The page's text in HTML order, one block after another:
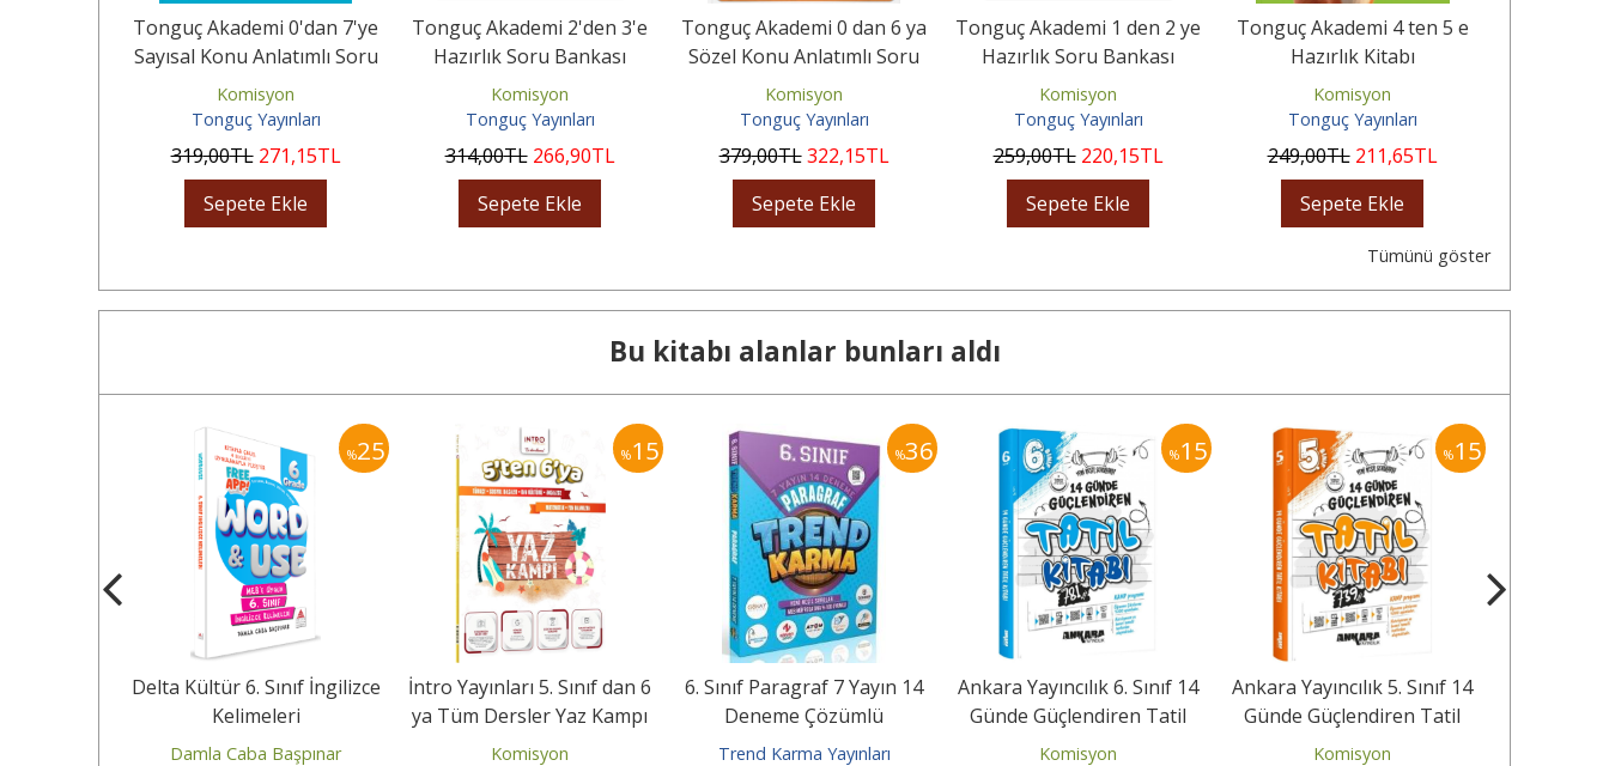
Tonguç Akademi 0'dan 7'ye
Sayısal Konu Anlatımlı Soru
Bankası
Komisyon
Tonguç Yayınları
319,00TL 271,15TL
Sepete Ekle
Tonguç Akademi 2'den 3'e
Hazırlık Soru Bankası
Komisyon
Tonguç Yayınları
314,00TL 266,90TL
Sepete Ekle
Tonguç Akademi 0 dan 6 ya
Sözel Konu Anlatımlı Soru
Bankası
Komisyon
Tonguç Yayınları
379,00TL 322,15TL
Sepete Ekle
Tonguç Akademi 1 den 2 ye
Hazırlık Soru Bankası
Komisyon
Tonguç Yayınları
259,00TL 220,15TL
Sepete Ekle
Tonguç Akademi 4 ten 5 e
Hazırlık Kitabı
Komisyon
Tonguç Yayınları
249,00TL 211,65TL
Sepete Ekle
Tümünü göster
Bu kitabı alanlar bunları aldı
%25
Delta Kültür 6. Sınıf İngilizce
Kelimeleri
Damla Caba Başpınar
%15
İntro Yayınları 5. Sınıf dan 6
ya Tüm Dersler Yaz Kampı
Komisyon
%36
6. Sınıf Paragraf 7 Yayın 14
Deneme Çözümlü
Trend Karma Yayınları
%15
Ankara Yayıncılık 6. Sınıf 14
Günde Güçlendiren Tatil
Kitabı
Komisyon
%15
Ankara Yayıncılık 5. Sınıf 14
Günde Güçlendiren Tatil
Kitabı
Komisyon